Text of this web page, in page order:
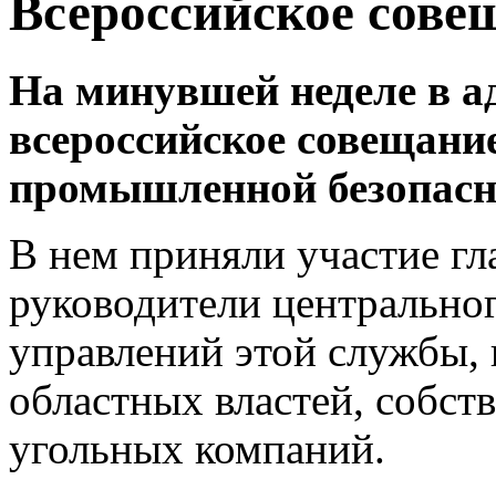
Всероссийское
На минувшей неделе в
всероссийское
промышленной
В нем приняли участие
руководители
управлений этой
областных властей,
угольных компаний.